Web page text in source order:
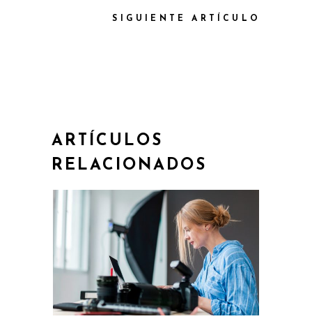
SIGUIENTE ARTÍCULO
ARTÍCULOS
RELACIONADOS